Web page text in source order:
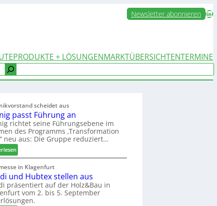
Newsletter abonnieren LinkedIn
PRODUKTE + LÖSUNGENMARKTÜBERSICHTENTERMINE
scheidet aus
passt Führung an
richtet seine Führungsebene im
des Programms ‚Transformation
neu aus: Die Gruppe reduziert…
:
W
e
i
n
i
g
in Klagenfurt
und Hubtex stellen aus
präsentiert auf der Holz&Bau in
vom 2. bis 5. September